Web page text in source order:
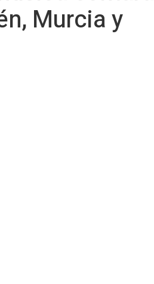
Murcia y